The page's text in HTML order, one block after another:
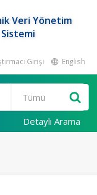
Veri Yönetim
Sistemi
Girişi English
Detaylı Arama